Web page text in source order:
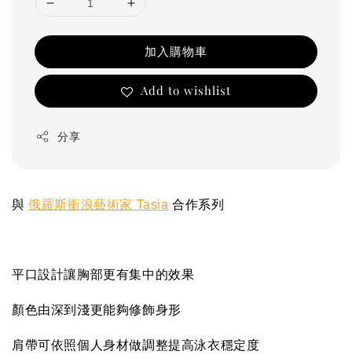
加入購物車
Add to wishlist
分享
與俄羅斯衝浪藝術家 Tasia 合作系列
平口設計讓胸部更有集中的效果
顏色由深到淺更能夠修飾身形
肩帶可依照個人身材做調整提高泳衣穩定度